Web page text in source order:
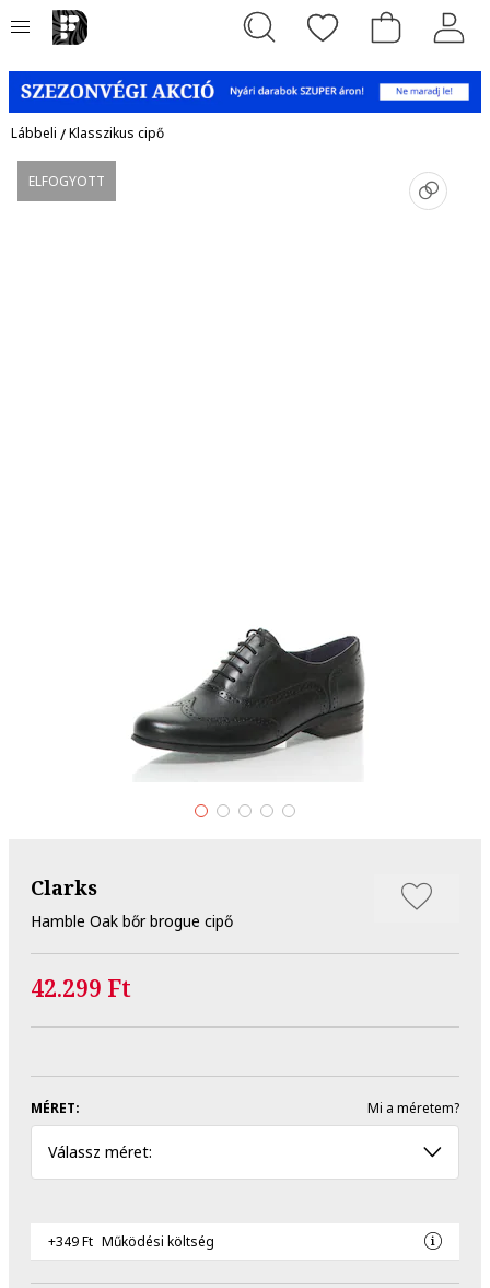
Lábbeli /Klasszikus cipő
ELFOGYOTT
Clarks
Hamble Oak bőr brogue cipő
42.299 Ft
MÉRET: Mi a méretem?
Válassz méret:
+349 Ft Működési költség